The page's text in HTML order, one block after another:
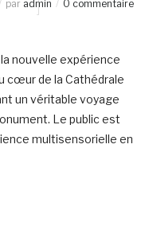
par admin 0 commentaire
nouvelle expérience
cœur de la Cathédrale
un véritable voyage
Le public est
multisensorielle en